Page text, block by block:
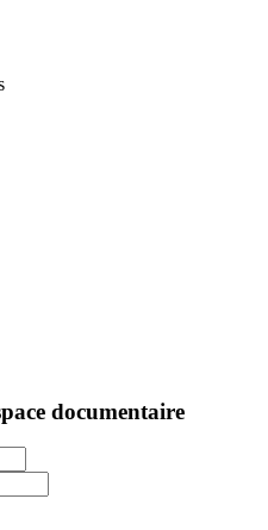
documentaire